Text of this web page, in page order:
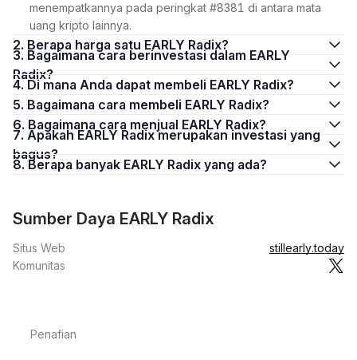
menempatkannya pada peringkat #8381 di antara mata
uang kripto lainnya.
2. Berapa harga satu EARLY Radix?
3. Bagaimana cara berinvestasi dalam EARLY
Radix?
4. Di mana Anda dapat membeli EARLY Radix?
5. Bagaimana cara membeli EARLY Radix?
6. Bagaimana cara menjual EARLY Radix?
7. Apakah EARLY Radix merupakan investasi yang
bagus?
8. Berapa banyak EARLY Radix yang ada?
Sumber Daya EARLY Radix
Situs Web
stillearly.today
Komunitas
Penafian